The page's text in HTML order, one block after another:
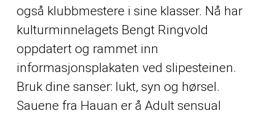
også klubbmestere i sine klasser. Nå har
kulturminnelagets Bengt Ringvold
oppdatert og rammet inn
informasjonsplakaten ved slipesteinen.
Bruk dine sanser: lukt, syn og hørsel.
Sauene fra Hauan er å Adult sensual